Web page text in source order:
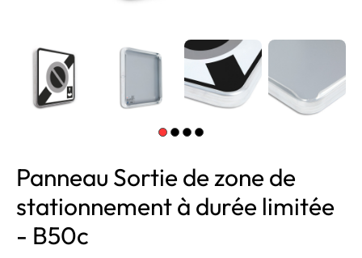
Panneau Sortie de zone de
stationnement à durée limitée
- B50c